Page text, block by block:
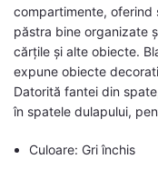
compartimente, oferind
păstra bine organizate
cărțile și alte obiecte.
expune obiecte
Datorită fantei din
în spatele dulapului,
Culoare: Gri închis